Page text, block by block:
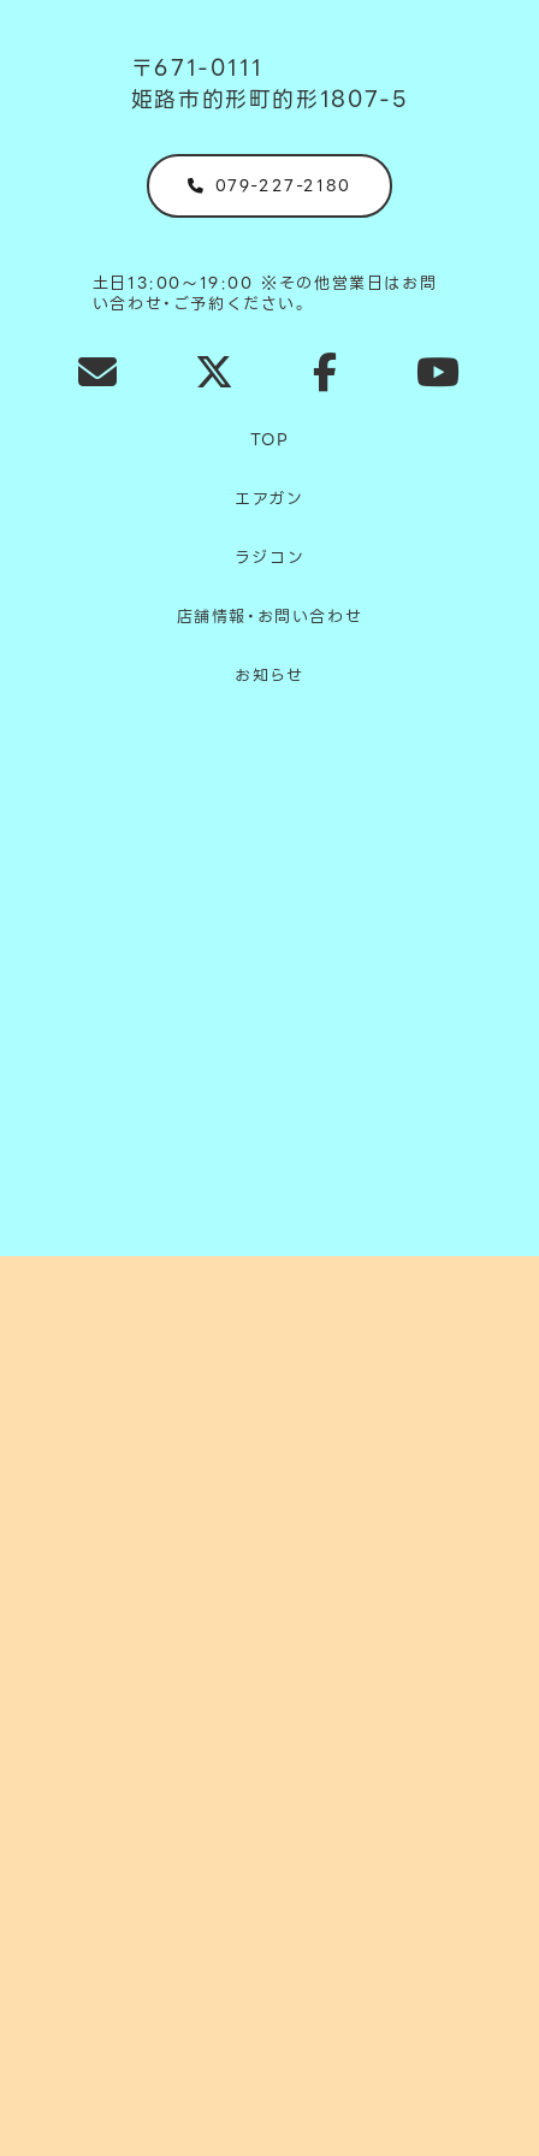
〒671-0111
姫路市的形町的形1807-5
079-227-2180
土日13:00～19:00 ※その他営業日はお問
い合わせ・ご予約ください。
TOP
エアガン
ラジコン
店舗情報・お問い合わせ
お知らせ